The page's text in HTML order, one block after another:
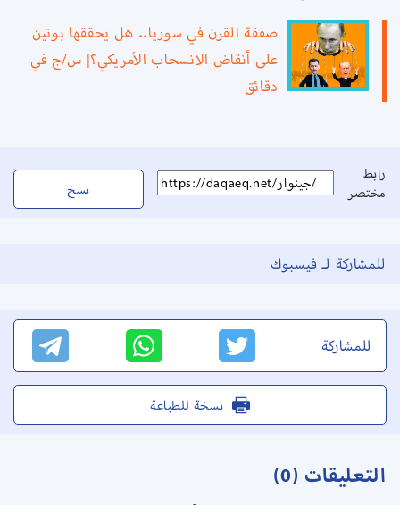
صفقة القرن في سوريا.. هل يحققها بوتين
على أنقاض الانسحاب الأمريكي؟| س/ج في
دقائق
رابط
مختصر
نسخ
للمشاركة لـ فيسبوك
للمشاركة
نسخة للطباعة
التعليقات (0)